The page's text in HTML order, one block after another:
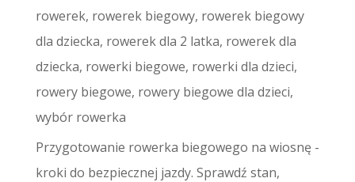
rowerek, rowerek biegowy, rowerek biegowy
dla dziecka, rowerek dla 2 latka, rowerek dla
dziecka, rowerki biegowe, rowerki dla dzieci,
rowery biegowe, rowery biegowe dla dzieci,
wybór rowerka
Przygotowanie rowerka biegowego na wiosnę -
kroki do bezpiecznej jazdy. Sprawdź stan,